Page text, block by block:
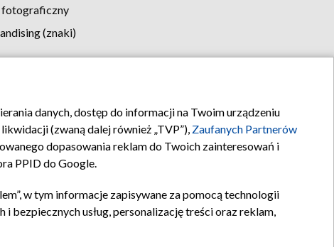
fotograficzny
(znaki)
Kontakt
danych, dostęp do informacji na Twoim urządzeniu
(zwaną dalej również „TVP”), Zaufanych Partnerów
dopasowania reklam do Twoich zainteresowań i
PPID do Google.
w tym informacje zapisywane za pomocą technologii
usług, personalizację treści oraz reklam,